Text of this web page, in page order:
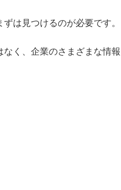
は見つけるのが必要です。
く、企業のさまざまな情報